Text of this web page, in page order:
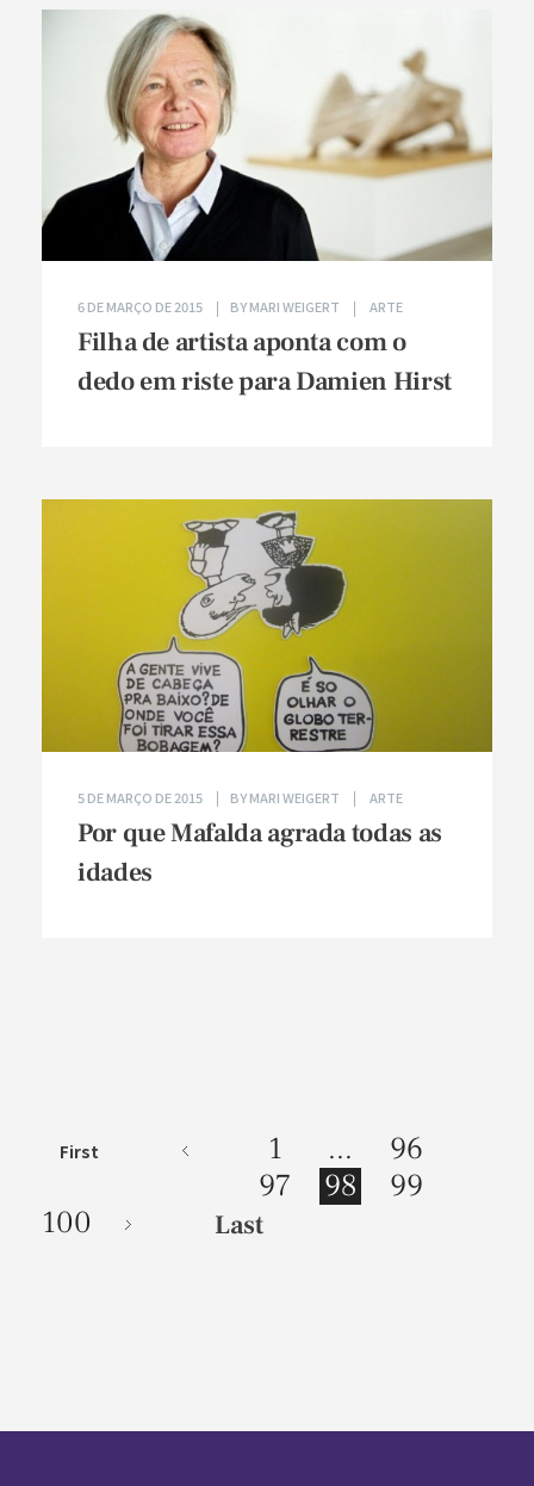
Filha de artista aponta com o
dedo em riste para Damien Hirst
6 DE MARÇO DE 2015 BYMARI WEIGERT ARTE
Por que Mafalda agrada todas as
idades
5 DE MARÇO DE 2015 BYMARI WEIGERT ARTE
First 1 ...
96
97
98
99
100
Last